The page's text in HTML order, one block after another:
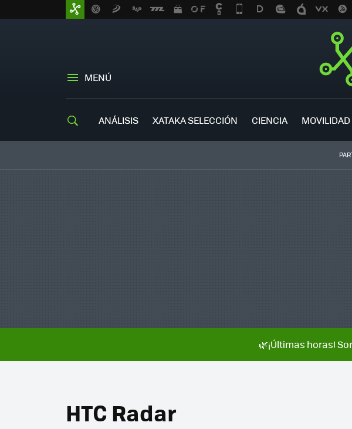
MENÚ
ANÁLISIS XATAKA SELECCIÓN CIENCIA MOVILIDAD
🌿¡Últimas horas!
HTC Radar